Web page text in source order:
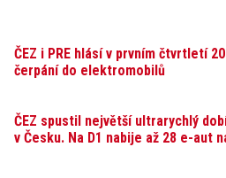
ČEZ i PRE hlásí v prvním čtvrtletí
čerpání do elektromobilů
ČEZ spustil největší ultrarychlý
v Česku. Na D1 nabije až 28 e-aut